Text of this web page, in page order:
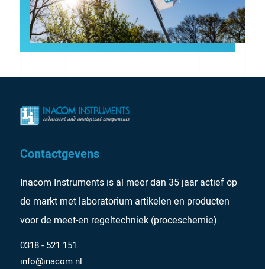
Contactgevens
Inacom Instruments is al meer dan 35 jaar actief op
de markt met laboratorium artikelen en producten
voor de meet-en regeltechniek (proceschemie).
0318 - 521 151
info@inacom.nl